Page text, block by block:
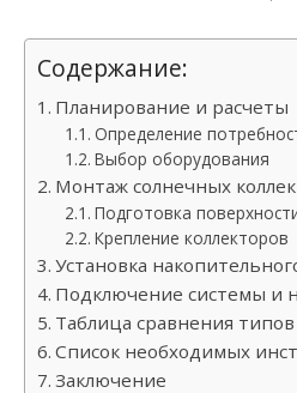
Содержание:
Планирование и расчеты
Определение
Выбор оборудования
Монтаж солнечных
Подготовка
Крепление коллекторов
Установка
Подключение системы и
Таблица сравнения
Список необходимых
Заключение